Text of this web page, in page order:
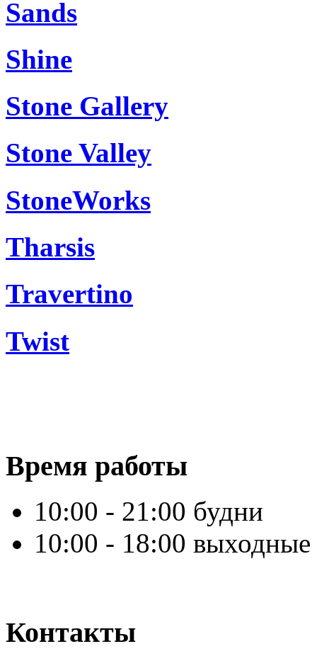
Sands
Shine
Stone Gallery
Stone Valley
StoneWorks
Tharsis
Travertino
Twist
Время работы
10:00 - 21:00 будни
10:00 - 18:00 выходные
Контакты